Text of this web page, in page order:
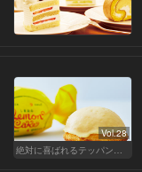
Vol.28
絶対に喜ばれるテッパン手土産